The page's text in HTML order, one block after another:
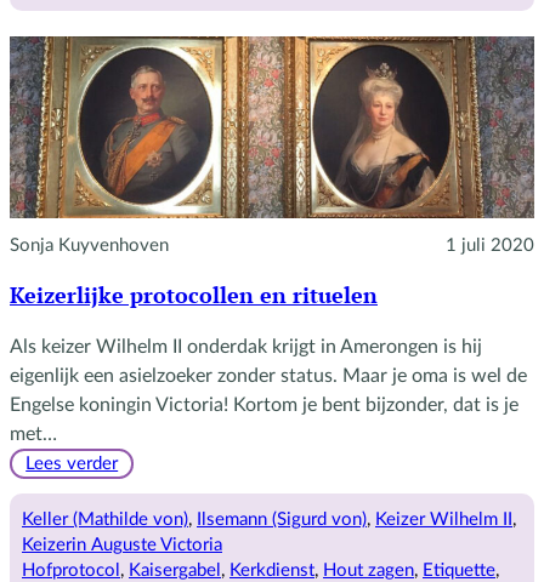
Sonja Kuyvenhoven 1 juli 2020
Keizerlijke protocollen en rituelen
Als keizer Wilhelm II onderdak krijgt in Amerongen is hij
eigenlijk een asielzoeker zonder status. Maar je oma is wel de
Engelse koningin Victoria! Kortom je bent bijzonder, dat is je
met…
Lees verder:
protocollen
en
rituelen
Keller (Mathilde von), Ilsemann (Sigurd von), Keizer Wilhelm II
Keizerin Auguste Victoria
Hofprotocol , Kaisergabel , Kerkdienst, Hout zagen, Etiquette